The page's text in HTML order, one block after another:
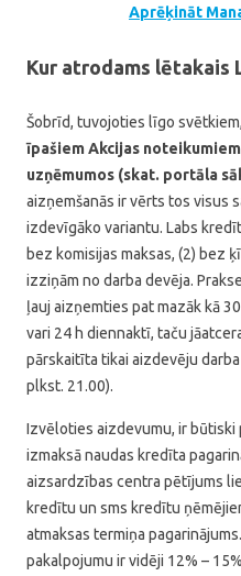
Aprēķināt
Kur atrodams lētakais
Šobrīd, tuvojoties līgo svētkiem,
īpašiem Akcijas
uzņēmumos (skat. portāla
aizņemšanās ir vērts tos visus
izdevīgāko variantu. Labs
bez komisijas maksas, (2) bez
izziņām no darba devēja.
ļauj aizņemties pat mazāk kā
vari 24 h diennaktī, taču
pārskaitīta tikai aizdevēju
plkst. 21.00).
Izvēloties aizdevumu, ir
izmaksā naudas kredīta
aizsardzības centra pētījums
kredītu un sms kredītu
atmaksas termiņa
pakalpojumu ir vidēji 12% –